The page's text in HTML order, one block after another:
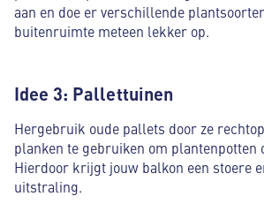
aan en doe er verschillende
buitenruimte meteen lekker op.
Idee 3: Pallettuinen
Hergebruik oude pallets door ze
planken te gebruiken om plantenpotten
Hierdoor krijgt jouw balkon een stoere
uitstraling.